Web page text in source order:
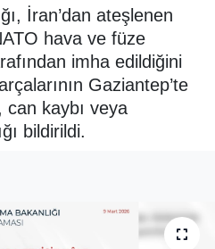
İran’dan ateşlenen
hava ve füze
imha edildiğini
Gaziantep’te
can kaybı veya
bildirildi.